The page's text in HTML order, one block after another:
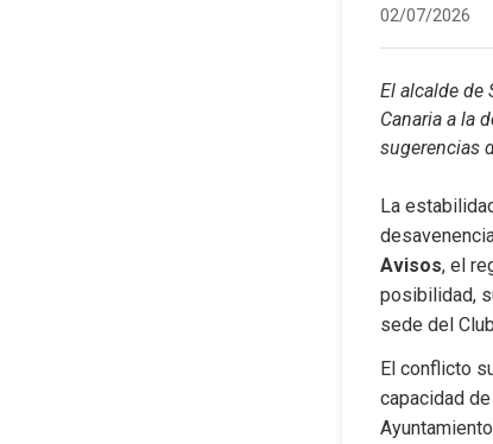
02/07/2026
El alcalde de
Canaria a la
sugerencias
La
Avisos, el
posibilidad,
sede del
El conflicto
capacidad